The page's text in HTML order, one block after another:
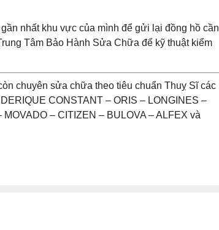
nhất khu vực của mình để gửi lại đồng hồ cần
Tâm Bảo Hành Sửa Chữa để kỹ thuật kiểm
chuyên sửa chữa theo tiêu chuẩn Thuỵ Sĩ các
CONSTANT – ORIS – LONGINES –
– CITIZEN – BULOVA – ALFEX và